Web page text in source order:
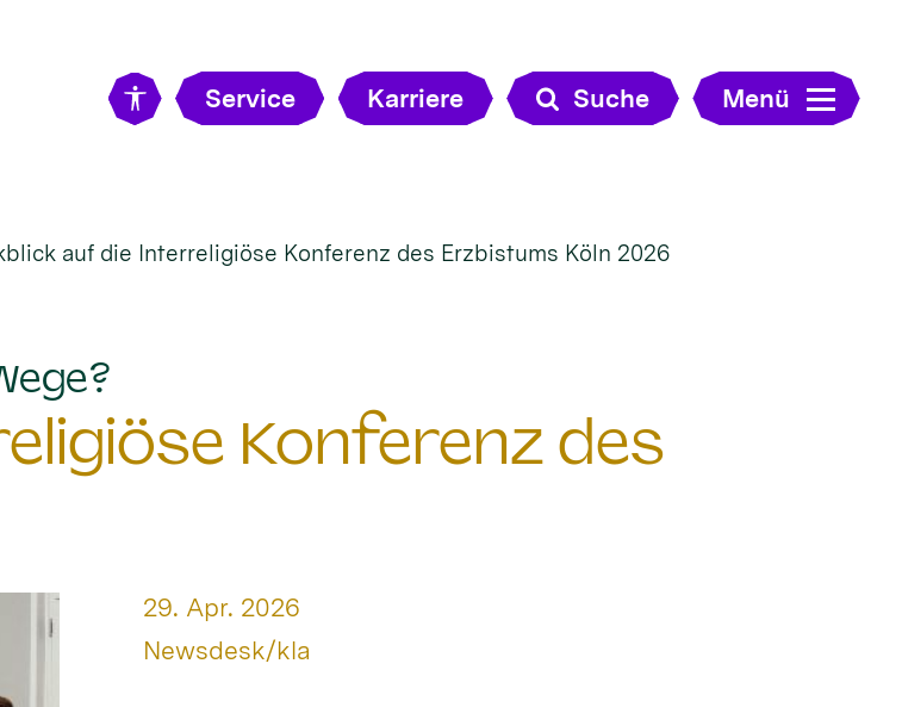
Service Karriere Suche Menü
auf die Interreligiöse Konferenz des Erzbistums Köln 2026
Konferenz des
Datum:
29. Apr. 2026
Von:
Newsdesk/kla